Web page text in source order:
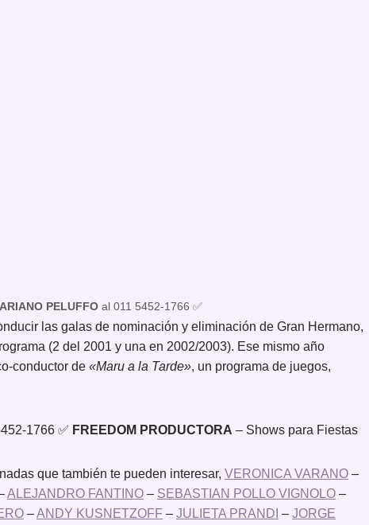
PELUFFOal 011 5452-1766 ✅
las galas de nominación y eliminación de Gran Hermano,
(2 del 2001 y una en 2002/2003). Ese mismo año
conductor de «Maru a la Tarde», un programa de juegos,
1766 ✅ FREEDOM PRODUCTORA – Shows para Fiestas
que también te pueden interesar, VERONICA VARANO –
ALEJANDRO FANTINO – SEBASTIAN POLLO VIGNOLO –
–ANDY KUSNETZOFF – JULIETA PRANDI – JORGE